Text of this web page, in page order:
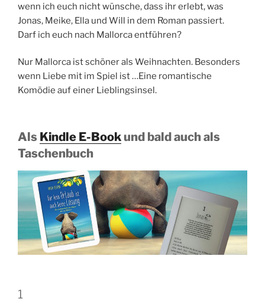
wenn ich euch nicht wünsche, dass ihr erlebt, was
Jonas, Meike, Ella und Will in dem Roman passiert.
Darf ich euch nach Mallorca entführen?
Nur Mallorca ist schöner als Weihnachten. Besonders
wenn Liebe mit im Spiel ist …Eine romantische
Komödie auf einer Lieblingsinsel.
Als Kindle E-Bookund bald auch als
Taschenbuch
1